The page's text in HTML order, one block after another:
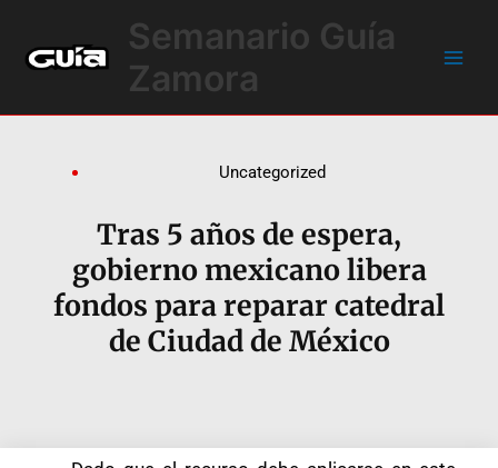
contenido
Semanario Guía
Zamora
Uncategorized
Tras 5 años de espera,
gobierno mexicano libera
fondos para reparar catedral
de Ciudad de México